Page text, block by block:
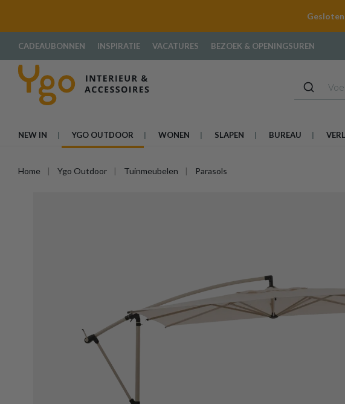
CADEAUBONNEN INSPIRATIE VACATURES BEZOEK & OPENINGSUREN
NEW IN YGO OUTDOOR WONEN SLAPEN BUREAU
Home Ygo Outdoor Tuinmeubelen Parasols